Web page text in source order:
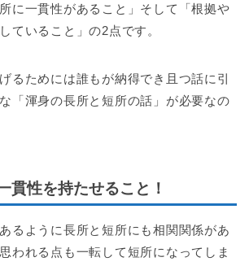
に一貫性があること」そして「根拠や
ていること」の2点です。
るためには誰もが納得でき且つ話に引
「渾身の長所と短所の話」が必要なの
貫性を持たせること！
るように長所と短所にも相関関係があ
われる点も一転して短所になってしま